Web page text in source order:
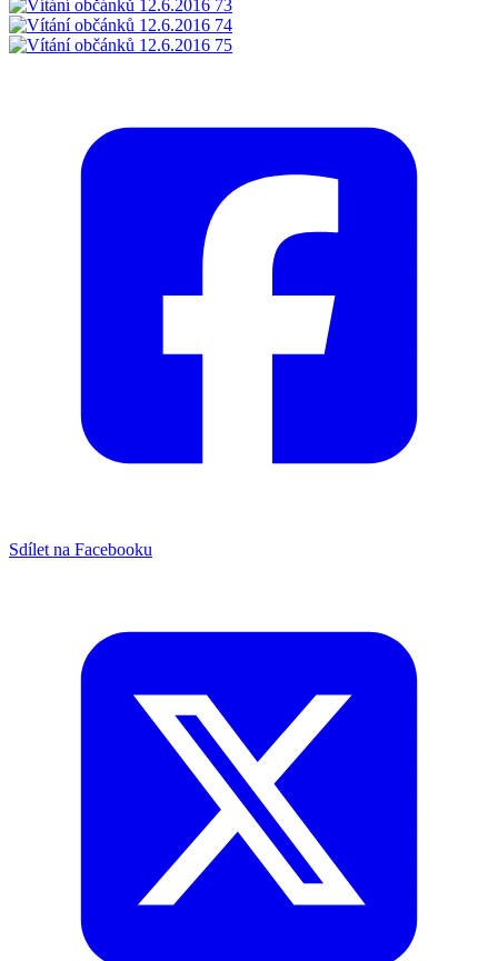
Sdílet na Facebooku